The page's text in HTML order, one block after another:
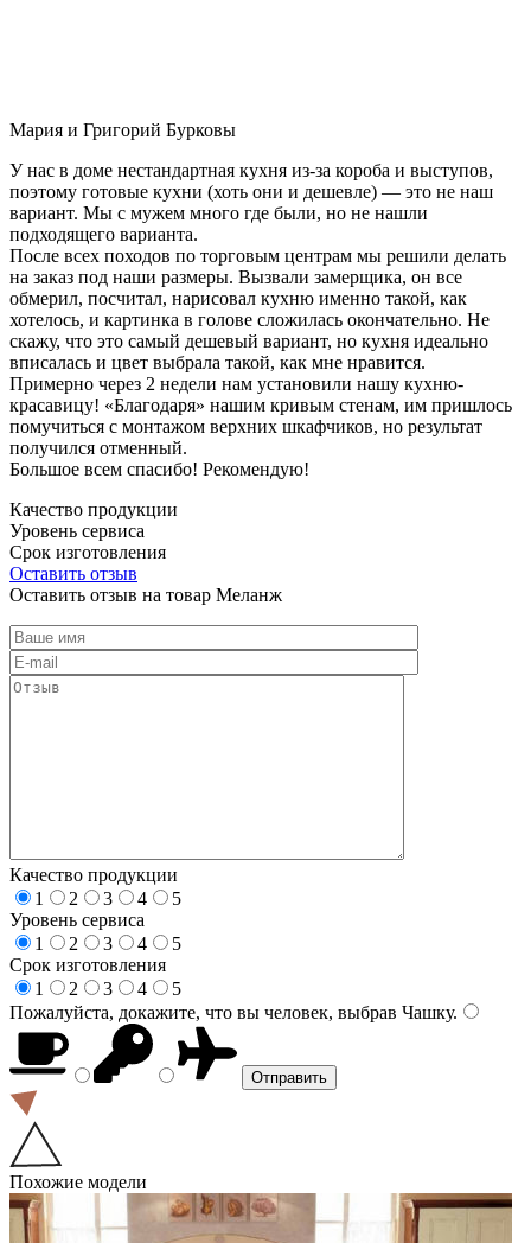
Мария и Григорий Бурковы
У нас в доме нестандартная кухня из-за короба и выступов,
поэтому готовые кухни (хоть они и дешевле) — это не наш
вариант. Мы с мужем много где были, но не нашли
подходящего варианта.
После всех походов по торговым центрам мы решили делать
на заказ под наши размеры. Вызвали замерщика, он все
обмерил, посчитал, нарисовал кухню именно такой, как
хотелось, и картинка в голове сложилась окончательно. Не
скажу, что это самый дешевый вариант, но кухня идеально
вписалась и цвет выбрала такой, как мне нравится.
Примерно через 2 недели нам установили нашу кухню-
красавицу! «Благодаря» нашим кривым стенам, им пришлось
помучиться с монтажом верхних шкафчиков, но результат
получился отменный.
Большое всем спасибо! Рекомендую!
Качество продукции
Уровень сервиса
Срок изготовления
Оставить отзыв
Оставить отзыв на товар Меланж
Качество продукции
1
2 3 4
5
Уровень сервиса
1
2 3 4
5
Срок изготовления
1
2 3 4
5
Пожалуйста, докажите, что вы человек, выбрав Чашку.
Похожие модели